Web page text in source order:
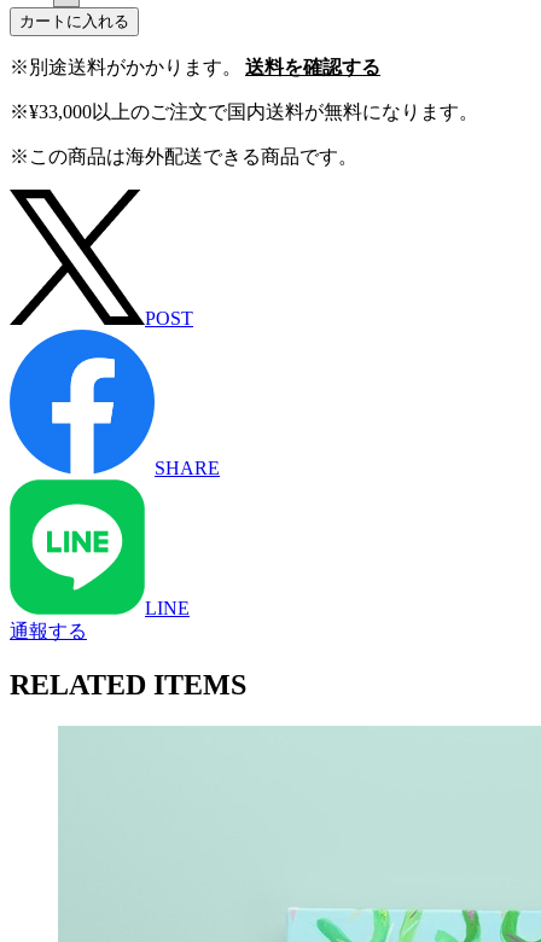
カートに入れる
※別途送料がかかります。 送料を確認する
※¥33,000以上のご注文で国内送料が無料になります。
※この商品は海外配送できる商品です。
POST
SHARE
LINE
通報する
RELATED ITEMS